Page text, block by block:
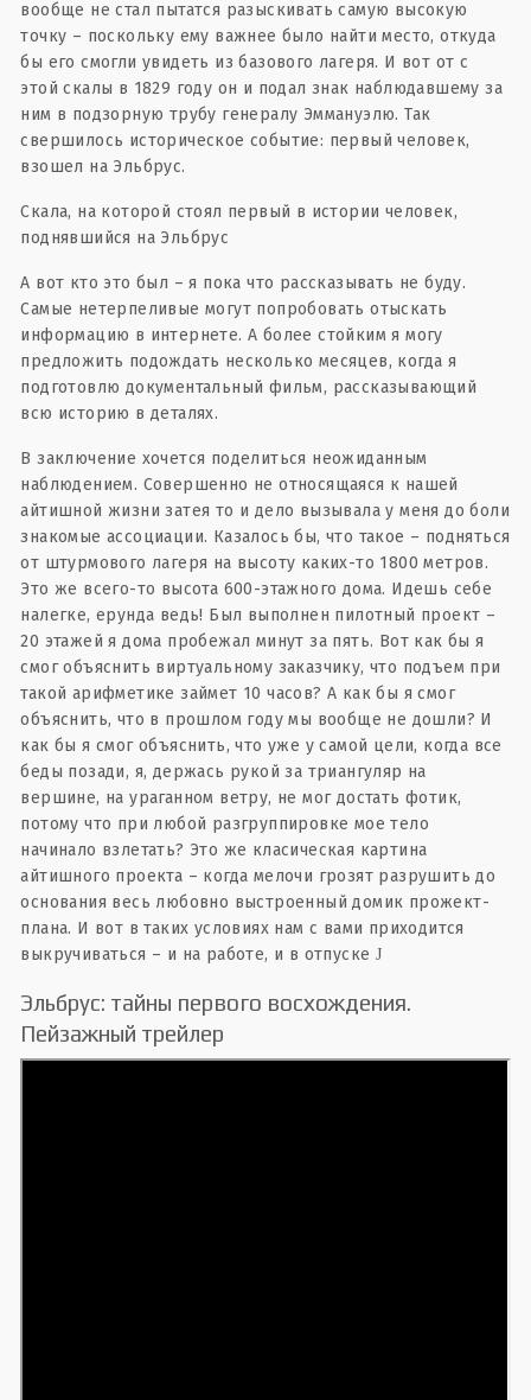
вообще не стал пытатся разыскивать самую высокую
точку – поскольку ему важнее было найти место, откуда
бы его смогли увидеть из базового лагеря. И вот от с
этой скалы в 1829 году он и подал знак наблюдавшему за
ним в подзорную трубу генералу Эммануэлю. Так
свершилось историческое событие: первый человек,
взошел на Эльбрус.
Скала, на которой стоял первый в истории человек,
поднявшийся на Эльбрус
А вот кто это был – я пока что рассказывать не буду.
Самые нетерпеливые могут попробовать отыскать
информацию в интернете. А более стойким я могу
предложить подождать несколько месяцев, когда я
подготовлю документальный фильм, рассказывающий
всю историю в деталях.
В заключение хочется поделиться неожиданным
наблюдением. Совершенно не относящаяся к нашей
айтишной жизни затея то и дело вызывала у меня до боли
знакомые ассоциации. Казалось бы, что такое – подняться
от штурмового лагеря на высоту каких-то 1800 метров.
Это же всего-то высота 600-этажного дома. Идешь себе
налегке, ерунда ведь! Был выполнен пилотный проект –
20 этажей я дома пробежал минут за пять. Вот как бы я
смог объяснить виртуальному заказчику, что подъем при
такой арифметике займет 10 часов? А как бы я смог
объяснить, что в прошлом году мы вообще не дошли? И
как бы я смог объяснить, что уже у самой цели, когда все
беды позади, я, держась рукой за триангуляр на
вершине, на ураганном ветру, не мог достать фотик,
потому что при любой разгруппировке мое тело
начинало взлетать? Это же класическая картина
айтишного проекта – когда мелочи грозят разрушить до
основания весь любовно выстроенный домик прожект-
плана. И вот в таких условиях нам с вами приходится
выкручиваться – и на работе, и в отпуске J
Эльбрус: тайны первого восхождения.
Пейзажный трейлер